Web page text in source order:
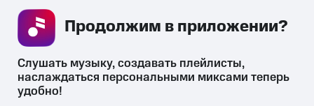
СКАЧАТЬ ПРИЛОЖЕНИЕ
Слушать музыку, создавать плейлисты,
наслаждаться персональными миксами теперь
удобно!